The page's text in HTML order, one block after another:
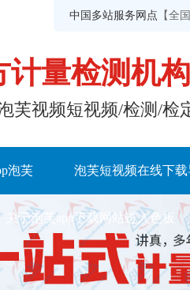
中国多站服务网点 【全
计量检测机构
供泡芙视频短视频/检测/
泡芙 泡芙短视频在线下载
关于泡芙app下载网站进入色板